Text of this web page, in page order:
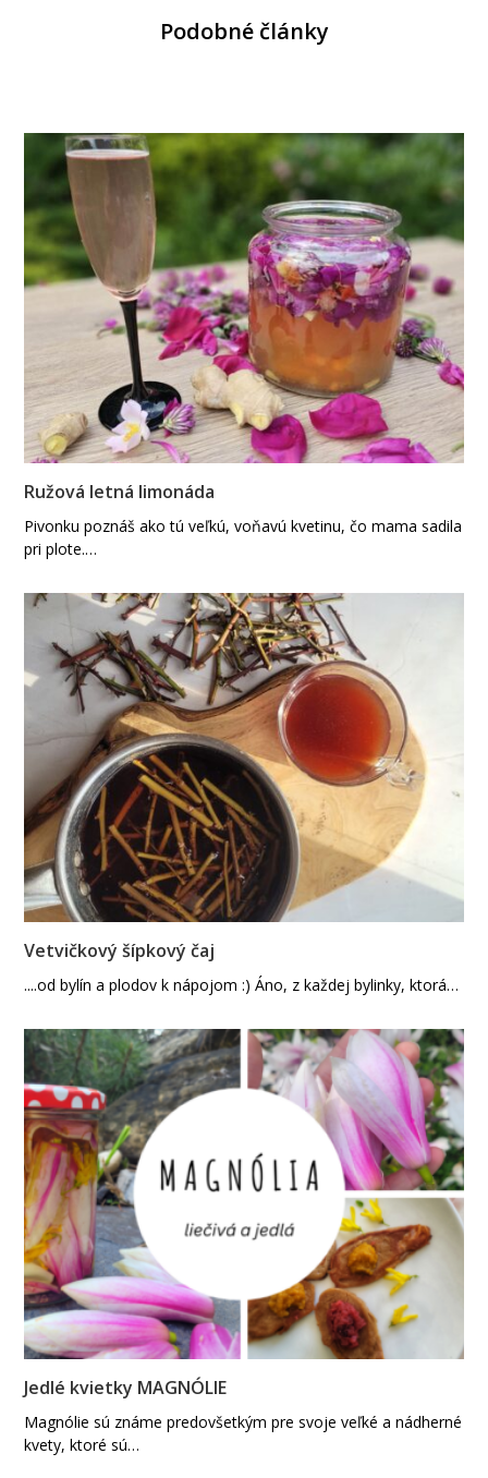
Podobné články
Ružová letná limonáda
Pivonku poznáš ako tú veľkú, voňavú kvetinu, čo mama sadila
pri plote.…
Vetvičkový šípkový čaj
....od bylín a plodov k nápojom :) Áno, z každej bylinky, ktorá…
Jedlé kvietky MAGNÓLIE
Magnólie sú známe predovšetkým pre svoje veľké a nádherné
kvety, ktoré sú…